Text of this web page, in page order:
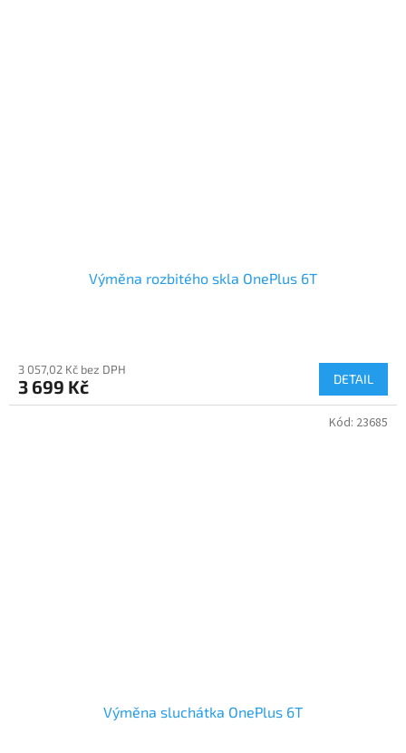
Výměna rozbitého skla OnePlus 6T
3 057,02 Kč bez DPH
3 699 Kč DETAIL
Výměna sluchátka OnePlus 6T
Kód: 23685